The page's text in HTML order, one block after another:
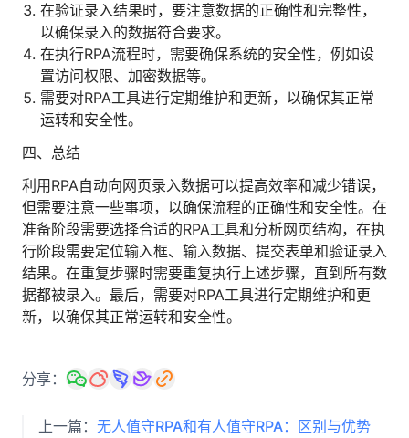
在验证录入结果时，要注意数据的正确性和完整性，
以确保录入的数据符合要求。
在执行RPA流程时，需要确保系统的安全性，例如设
置访问权限、加密数据等。
需要对RPA工具进行定期维护和更新，以确保其正常
运转和安全性。
四、总结
利用RPA自动向网页录入数据可以提高效率和减少错误，
但需要注意一些事项，以确保流程的正确性和安全性。在
准备阶段需要选择合适的RPA工具和分析网页结构，在执
行阶段需要定位输入框、输入数据、提交表单和验证录入
结果。在重复步骤时需要重复执行上述步骤，直到所有数
据都被录入。最后，需要对RPA工具进行定期维护和更
新，以确保其正常运转和安全性。
分享：
上一篇： 无人值守RPA和有人值守RPA：区别与优势